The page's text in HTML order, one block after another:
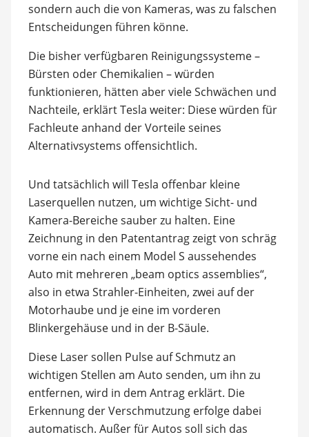
sondern auch die von Kameras, was zu falschen
Entscheidungen führen könne.
Die bisher verfügbaren Reinigungssysteme –
Bürsten oder Chemikalien – würden
funktionieren, hätten aber viele Schwächen und
Nachteile, erklärt Tesla weiter: Diese würden für
Fachleute anhand der Vorteile seines
Alternativsystems offensichtlich.
Und tatsächlich will Tesla offenbar kleine
Laserquellen nutzen, um wichtige Sicht- und
Kamera-Bereiche sauber zu halten. Eine
Zeichnung in den Patentantrag zeigt von schräg
vorne ein nach einem Model S aussehendes
Auto mit mehreren „beam optics assemblies“,
also in etwa Strahler-Einheiten, zwei auf der
Motorhaube und je eine im vorderen
Blinkergehäuse und in der B-Säule.
Diese Laser sollen Pulse auf Schmutz an
wichtigen Stellen am Auto senden, um ihn zu
entfernen, wird in dem Antrag erklärt. Die
Erkennung der Verschmutzung erfolge dabei
automatisch. Außer für Autos soll sich das